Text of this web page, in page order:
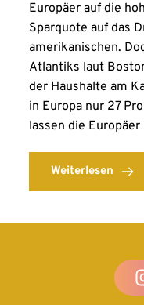
Europäer auf die
Sparquote auf das
amerikanischen.
Atlantiks laut
der Haushalte am
in Europa nur 27
lassen die
Weiterlesen